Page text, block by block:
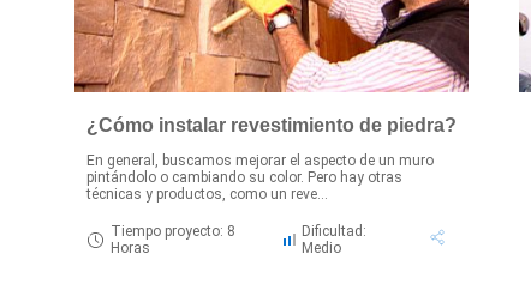
¿Cómo instalar revestimiento de piedra?
En general, buscamos mejorar el aspecto de un muro
pintándolo o cambiando su color. Pero hay otras
técnicas y productos, como un reve...
Tiempo proyecto: 8
Horas
Dificultad:
Medio